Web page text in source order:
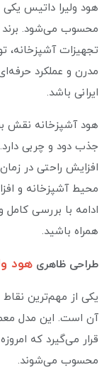
هود ولیرا داتیس یکی
محسوب می‌شود. برند
تجهیزات آشپزخانه،
مدرن و عملکرد
ایرانی باشد.
هود آشپزخانه نقش
جذب دود و چربی
افزایش راحتی در
محیط آشپزخانه و
ادامه با بررسی
همراه باشید.
طراحی ظاهری هود
یکی از مهم‌ترین
آن است. این مدل
قرار می‌گیرد که
محسوب می‌شوند.